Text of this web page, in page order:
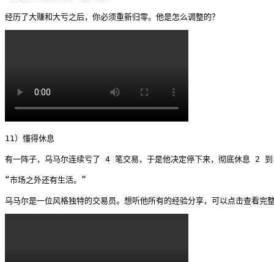
经历了大赚和大亏之后，你必须重新归零。他是怎么调整的？
11）懂得休息
有一阵子，乌马尔连续亏了 4 笔交易，于是他决定停下来，彻底休息 2
“市场之外还有生活。”
乌马尔是一位风格独特的交易员。想听他所有的经验分享，可以点击查